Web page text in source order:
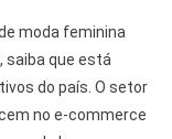
moda feminina
saiba que está
do país. O setor
no e-commerce